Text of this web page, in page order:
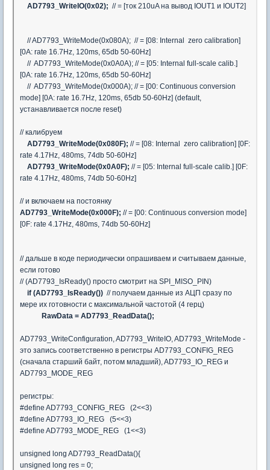
AD7793_WriteIO(0x02); // = [ток 210uA на вывод IOUT1 и IOUT2]
// AD7793_WriteMode(0x080A); // = [08: Internal zero calibration]
[0A: rate 16.7Hz, 120ms, 65db 50-60Hz]
// AD7793_WriteMode(0x0A0A); // = [05: Internal full-scale calib.]
[0A: rate 16.7Hz, 120ms, 65db 50-60Hz]
// AD7793_WriteMode(0x000A); // = [00: Continuous conversion
mode] [0A: rate 16.7Hz, 120ms, 65db 50-60Hz] (default,
устанавливается после reset)
// калибруем
AD7793_WriteMode(0x080F); // = [08: Internal zero calibration] [0F:
rate 4.17Hz, 480ms, 74db 50-60Hz]
AD7793_WriteMode(0x0A0F); // = [05: Internal full-scale calib.] [0F:
rate 4.17Hz, 480ms, 74db 50-60Hz]
// и включаем на постоянку
AD7793_WriteMode(0x000F); // = [00: Continuous conversion mode]
[0F: rate 4.17Hz, 480ms, 74db 50-60Hz]
// дальше в коде периодически опрашиваем и считываем данные,
если готово
// (AD7793_IsReady() просто смотрит на SPI_MISO_PIN)
if (AD7793_IsReady()) // получаем данные из АЦП сразу по
мере их готовности с максимальной частотой (4 герц)
RawData = AD7793_ReadData();
AD7793_WriteConfiguration, AD7793_WriteIO, AD7793_WriteMode -
это запись соответственно в регистры AD7793_CONFIG_REG
(сначала старший байт, потом младший), AD7793_IO_REG и
AD7793_MODE_REG
регистры:
#define AD7793_CONFIG_REG (2<<3)
#define AD7793_IO_REG (5<<3)
#define AD7793_MODE_REG (1<<3)
unsigned long AD7793_ReadData(){
unsigned long res = 0;